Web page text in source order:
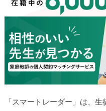
「スマートレーダー」は、